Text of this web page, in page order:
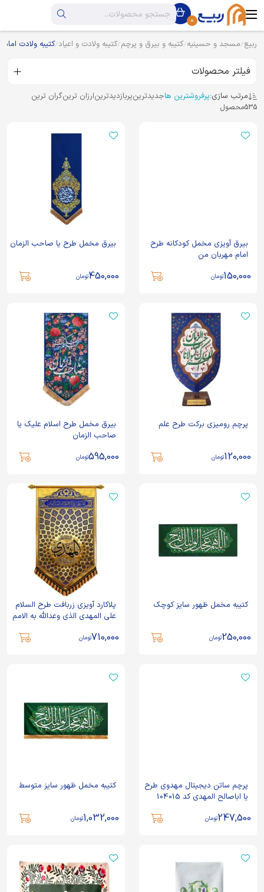
0
ربیع مسجد و حسینیه کتیبه و بیرق و پرچم کتیبه ولادت و اعیاد کتیبه ولادت
فیلتر محصولات
مرتب سازی:پرفروشترین هاجدیدترینپربازدیدترینارزان ترینگران ترین
535محصول
بیرق آویزی مخمل کودکانه طرح
امام مهربان من
150,000تومان
بیرق مخمل طرح یا صاحب الزمان
450,000تومان
پرچم رو‌میزی برکت طرح علم
120,000تومان
بيرق مخمل طرح اسلام علیک يا
صاحب الزمان
595,000تومان
کتیبه مخمل ظهور سایز کوچک
250,000تومان
پلاکارد آویزی زربافت طرح السلام
علی المهدی الذی وعدالله به الامم
710,000تومان
پرچم ساتن دیجیتال مهدوی طرح
یا اباصالح المهدی کد 104015
247,500تومان
کتیبه مخمل ظهور سایز متوسط
1,032,000تومان